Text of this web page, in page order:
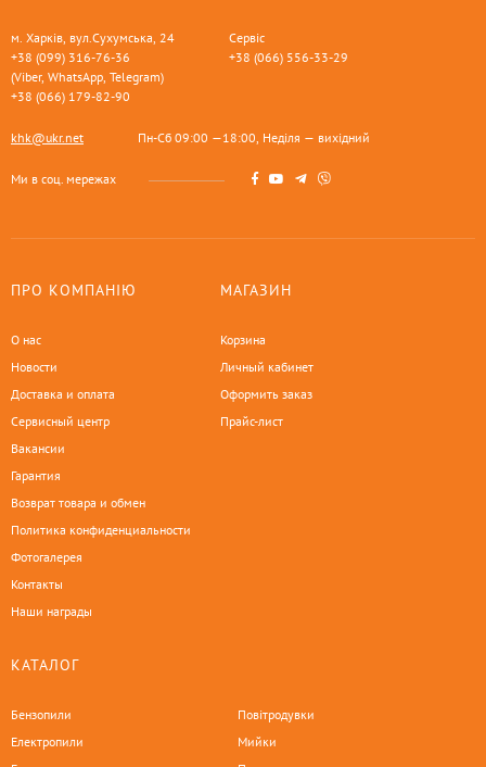
м. Харків, вул.Сухумська, 24
+38 (099) 316-76-36
(Viber, WhatsApp, Telegram)
+38 (066) 179-82-90
Сервіс
+38 (066) 556-33-29
khk@ukr.net Пн-Сб 09:00 —18:00, Неділя — вихідний
Ми в соц. мережах
ПРО КОМПАНІЮ
О нас
Новости
Доставка и оплата
Сервисный центр
Вакансии
Гарантия
Возврат товара и обмен
Политика конфиденциальности
Фотогалерея
Контакты
Наши награды
МАГАЗИН
Корзина
Личный кабинет
Оформить заказ
Прайс-лист
КАТАЛОГ
Бензопили
Електропили
Повітродувки
Мийки